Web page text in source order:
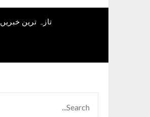
تازہ ترین خبریں